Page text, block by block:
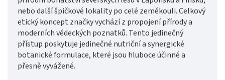
nebo další špičkové lokality po celé zeměkouli. Celkový
etický koncept značky vychází z propojení přírody a
moderních vědeckých poznatků. Tento jedinečný
přístup poskytuje jedinečné nutriční a synergické
botanické formulace, které jsou hluboce účinné a
přesně vyvážené.